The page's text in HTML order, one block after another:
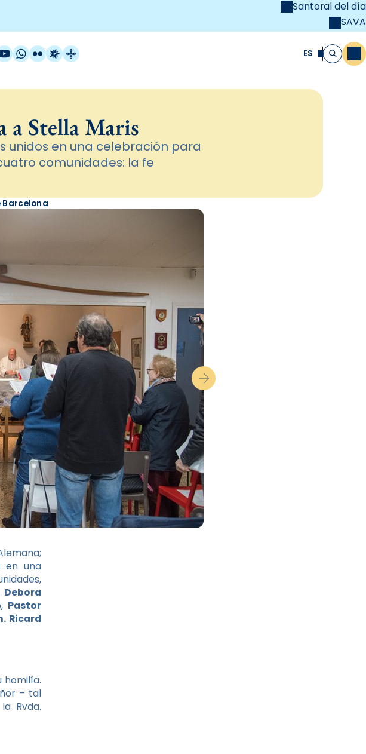
Santoral del día
SAVA
WhatsApp
FlickrRadio Estel
Catalunya Cristiana ES Buscar
a Stella Maris
unidos en una celebración para
comunidades: la fe
Barcelona
en una
Debora
Pastor
Ricard
homilía.
– tal
Rvda.